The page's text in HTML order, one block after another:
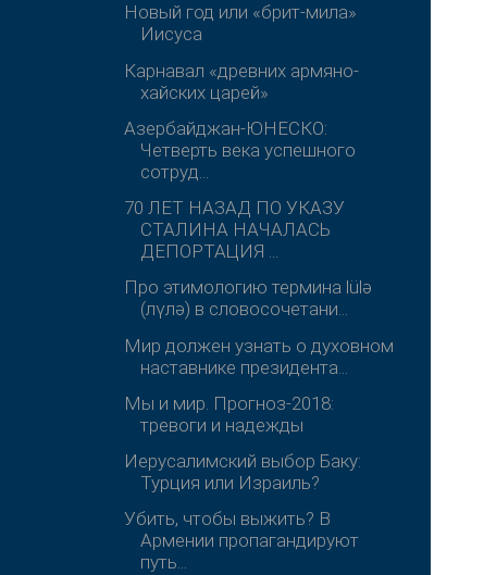
Новый год или «брит-мила»
Иисуса
Карнавал «древних армяно-
хайских царей»
Азербайджан-ЮНЕСКО:
Четверть века успешного
сотруд...
70 ЛЕТ НАЗАД ПО УКАЗУ
СТАЛИНА НАЧАЛАСЬ
ДЕПОРТАЦИЯ ...
Про этимологию термина lülə
(лүлә) в словосочетани...
Мир должен узнать о духовном
наставнике президента...
Мы и мир. Прогноз-2018:
тревоги и надежды
Иерусалимский выбор Баку:
Турция или Израиль?
Убить, чтобы выжить? В
Армении пропагандируют
путь...